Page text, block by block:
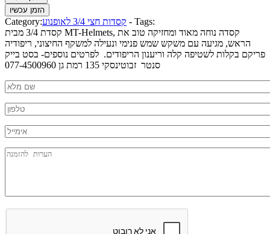
Category: קסדות חצי 3/4 לאופנוע - Tags:
קסדת 3/4 מבית MT-Helmets, קסדה נוחה מאוד ומחזיקה טוב את
הראש, מגיעה עם משקש שמש פנימי ונעילה למשקף החיצוני, ריפודיה
פריקם בקלות לשטיפה קלה וריענון הריפודים. לפרטים נוספים- בסט בייק
סנטר זבוטינסקי 135 רמת גן 077-4500960
Nm *
Phone
mail
Message